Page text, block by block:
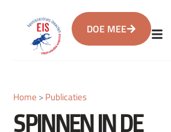
DOE MEE
Home >Publicaties
SPINNEN IN DE